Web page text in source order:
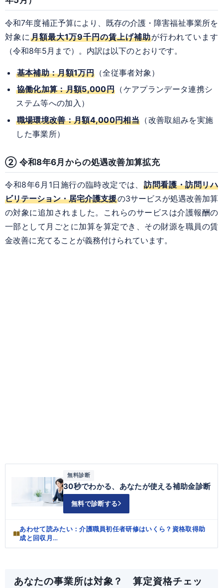
令和7年度補正予算により、既存の介護・障害福祉事業所を
対象に月額最大1万9千円の賃上げ補助が行われています
（令和8年5月まで）。内訳は以下のとおりです。
基本補助：月額1万円 （全従事者対象）
協働化加算：月額5,000円 （ケアプランデータ連携シ
ステム等への加入）
職場環境改善：月額4,000円相当 （改善取組みを実施
した事業所）
② 令和8年6月からの処遇改善加算拡充
令和8年6月1日施行の臨時改定では、 訪問看護・訪問リハ
ビリテーション・居宅介護支援の3サービスが処遇改善加算
の対象に追加されました。これらのサービスは介護報酬の
一部として月ごとに加算を算定でき、その財源を職員の賃
金改善に充てることが義務付けられています。
無料診断
30秒でわかる、あなたが使える補助金診断
無料で診断する
あわせて読みたい：介護職員初任者研修はいくら？資格取得助
成と回収月…
あなたの事業所は対象？ 算定資格チェッ